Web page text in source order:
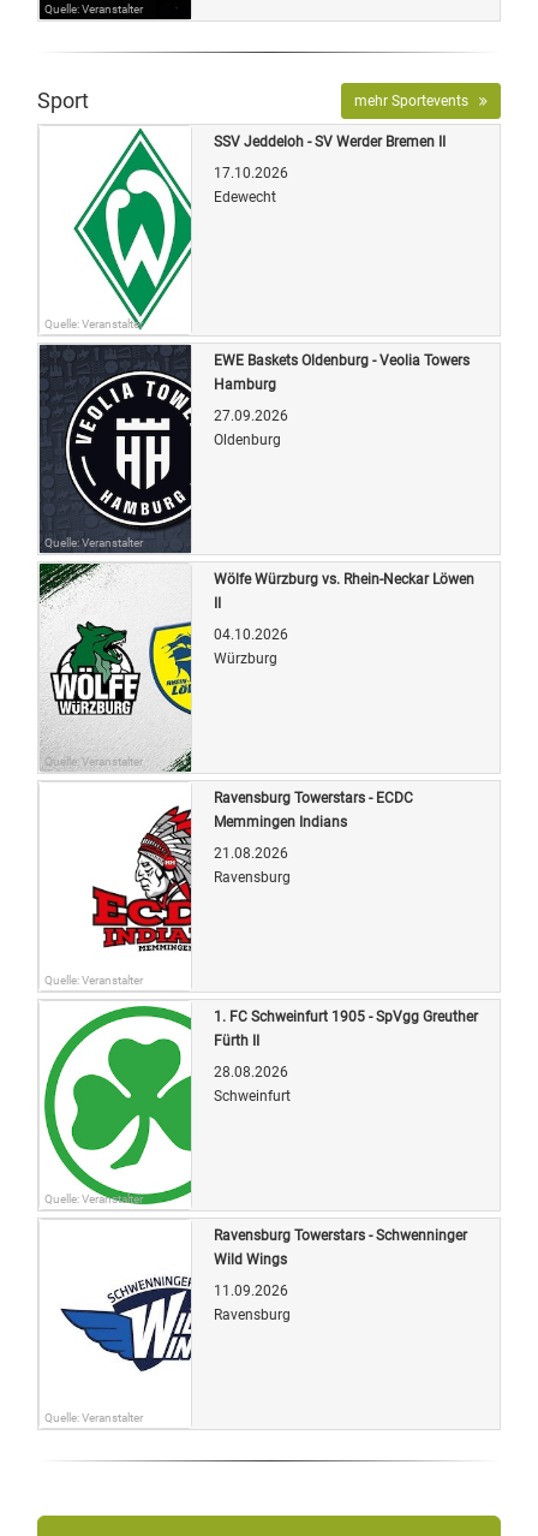
Quelle: Veranstalter
Sport mehr Sportevents
Quelle: Veranstalter
SSV Jeddeloh - SV Werder Bremen II
17.10.2026
Edewecht
Quelle: Veranstalter
EWE Baskets Oldenburg - Veolia Towers
Hamburg
27.09.2026
Oldenburg
Quelle: Veranstalter
Wölfe Würzburg vs. Rhein-Neckar Löwen
II
04.10.2026
Würzburg
Quelle: Veranstalter
Ravensburg Towerstars - ECDC
Memmingen Indians
21.08.2026
Ravensburg
Quelle: Veranstalter
1. FC Schweinfurt 1905 - SpVgg Greuther
Fürth II
28.08.2026
Schweinfurt
Quelle: Veranstalter
Ravensburg Towerstars - Schwenninger
Wild Wings
11.09.2026
Ravensburg